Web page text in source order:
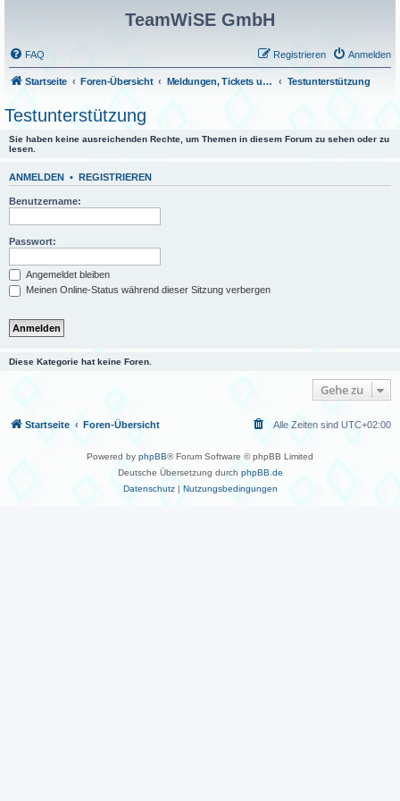
TeamWiSE GmbH
FAQ Anmelden
Registrieren
Startseite Foren-Übersicht Meldungen, Tickets und Fragen Testunterstützung
Testunterstützung
Sie haben keine ausreichenden Rechte, um Themen in diesem Forum zu sehen oder zu
lesen.
ANMELDEN • REGISTRIEREN
Benutzername:
Passwort:
Angemeldet bleiben
Meinen Online-Status während dieser Sitzung verbergen
Diese Kategorie hat keine Foren.
Gehe zu
Startseite Foren-Übersicht Alle Zeiten sind UTC+02:00
Powered by phpBB® Forum Software © phpBB Limited
Deutsche Übersetzung durch phpBB.de
Datenschutz| Nutzungsbedingungen